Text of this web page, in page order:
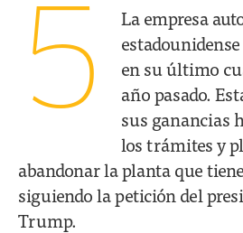
5
La empresa
en su último
año pasado.
sus ganancias
los trámites y
abandonar la planta que
siguiendo la petición del
Trump.